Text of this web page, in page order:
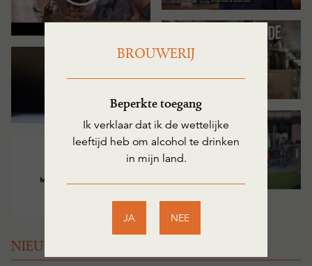
NIEUWS
BROUWERIJ
Beperkte toegang
Ik verklaar dat ik de wettelijke
leeftijd heb om alcohol te drinken
in mijn land.
JA NEE